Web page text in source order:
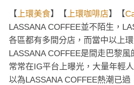
【 上環美食】【 上環咖啡店】【
LASSANA COFFEE並不陌生，
各區都有多間分店，而當中以上
LASSANA COFFEE是間走巴黎風
常常在IG平台上曝光，大量年輕
以為LASSANA COFFEE熱潮已